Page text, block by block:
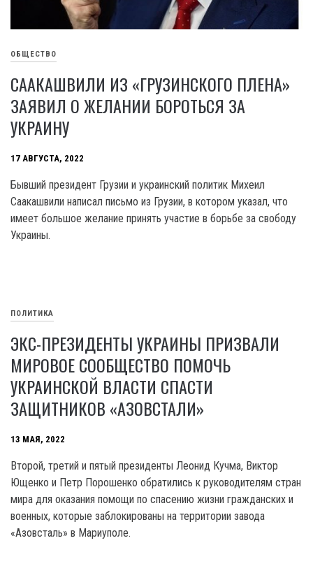
ОБЩЕСТВО
СААКАШВИЛИ ИЗ «ГРУЗИНСКОГО ПЛЕНА»
ЗАЯВИЛ О ЖЕЛАНИИ БОРОТЬСЯ ЗА
УКРАИНУ
17 АВГУСТА, 2022
Бывший президент Грузии и украинский политик Михеил
Саакашвили написал письмо из Грузии, в котором указал, что
имеет большое желание принять участие в борьбе за свободу
Украины.
ПОЛИТИКА
ЭКС-ПРЕЗИДЕНТЫ УКРАИНЫ ПРИЗВАЛИ
МИРОВОЕ СООБЩЕСТВО ПОМОЧЬ
УКРАИНСКОЙ ВЛАСТИ СПАСТИ
ЗАЩИТНИКОВ «АЗОВСТАЛИ»
13 МАЯ, 2022
Второй, третий и пятый президенты Леонид Кучма, Виктор
Ющенко и Петр Порошенко обратились к руководителям стран
мира для оказания помощи по спасению жизни гражданских и
военных, которые заблокированы на территории завода
«Азовсталь» в Мариуполе.